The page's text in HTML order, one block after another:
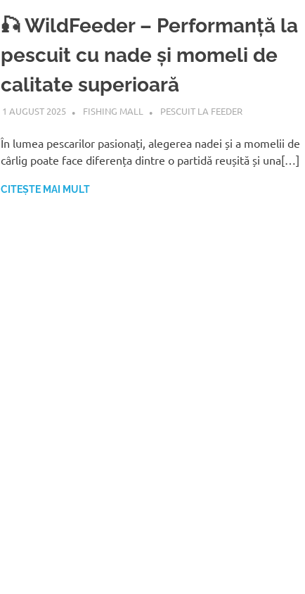
🎣 WildFeeder – Performanță la
pescuit cu nade și momeli de
calitate superioară
1 AUGUST 2025 FISHING MALL PESCUIT LA FEEDER
În lumea pescarilor pasionați, alegerea nadei și a momelii de
cârlig poate face diferența dintre o partidă reușită și una[…]
CITEȘTE MAI MULT